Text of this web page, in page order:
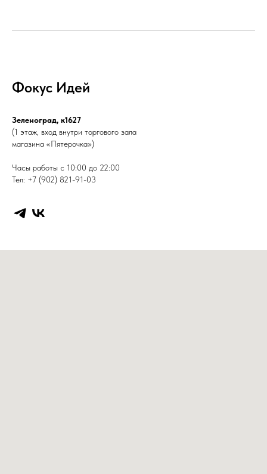
Фокус Идей
Зеленоград, к1627
(1 этаж, вход внутри торгового зала
магазина «Пятерочка»)
Часы работы с 10:00 до 22:00
Тел: +7 (902) 821-91-03